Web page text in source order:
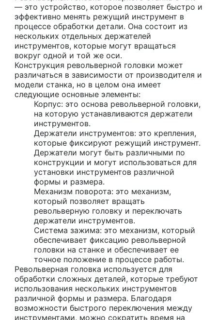
— это устройство, которое позволяет быстро и
эффективно менять режущий инструмент в
процессе обработки детали. Она состоит из
нескольких отдельных держателей
инструментов, которые могут вращаться
вокруг одной и той же оси.
Конструкция револьверной головки может
различаться в зависимости от производителя и
модели станка, но в целом она имеет
следующие основные элементы:
Корпус: это основа револьверной головки,
на которую устанавливаются держатели
инструментов.
Держатели инструментов: это крепления,
которые фиксируют режущий инструмент.
Держатели могут быть различными по
конструкции и могут использоваться для
установки инструментов различной
формы и размера.
Механизм поворота: это механизм,
который позволяет вращать
револьверную головку и переключать
держатели инструментов.
Система зажима: это механизм, который
обеспечивает фиксацию револьверной
головки на станке и обеспечивает ее
точное положение в процессе работы.
Револьверная головка используется для
обработки сложных деталей, которые требуют
использования нескольких инструментов
различной формы и размера. Благодаря
возможности быстрого переключения между
инструментами, можно сократить время на